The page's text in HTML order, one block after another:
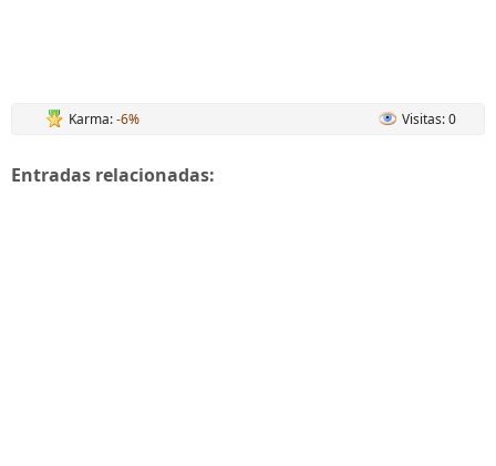
Karma:-6% Visitas: 0
Entradas relacionadas: